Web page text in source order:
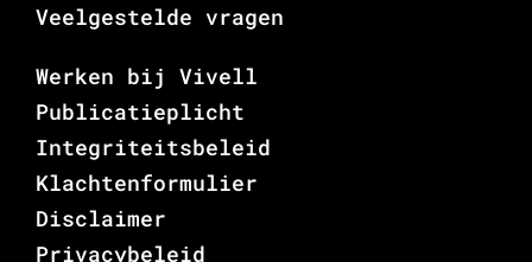
Veelgestelde vragen
Werken bij Vivell
Publicatieplicht
Integriteitsbeleid
Klachtenformulier
Disclaimer
Privacybeleid